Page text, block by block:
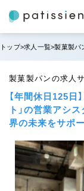
トップ 求人一覧 製菓製パ
製菓製パンの求人
【年間休日125日
ト」の営業アシ
界の未来をサポ